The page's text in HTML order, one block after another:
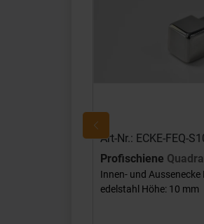
Art-Nr.: ECKE-FEQ-
Profischiene
Innen- und Aussenecke
edelstahl Höhe: 10 mm